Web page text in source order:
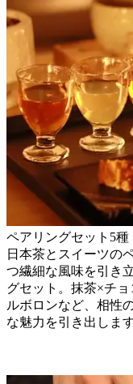
ペアリングセット5種
日本茶とスイーツの
つ繊細な風味を引き
グセット。抹茶×チ
ルボロンなど、相性
な魅力を引き出します